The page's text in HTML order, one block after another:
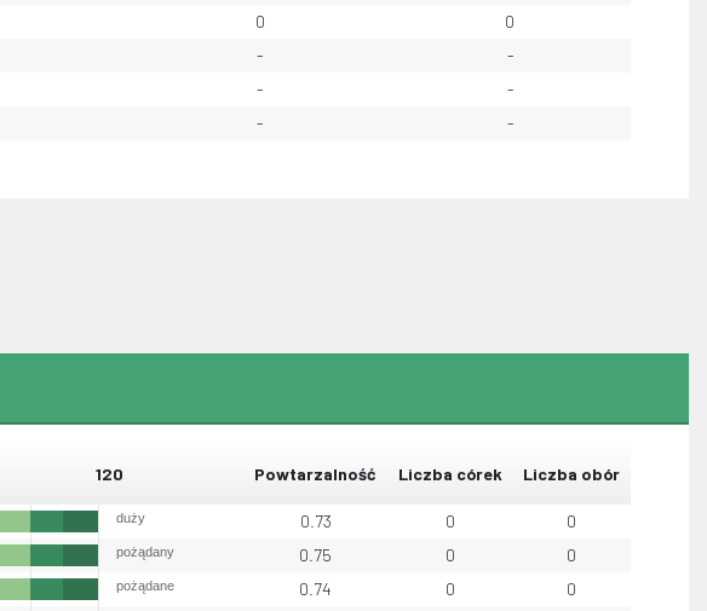
0 0
- -
- -
- -
120 Powtarzalność Liczba córek Liczba obór
duży 0.73 0 0
pożądany 0.75 0 0
pożądane 0.74 0 0